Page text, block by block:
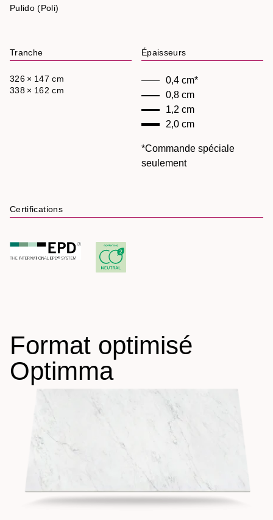
Pulido (Poli)
Tranche
326 × 147 cm
338 × 162 cm
Épaisseurs
0,4 cm*
0,8 cm
1,2 cm
2,0 cm
*Commande spéciale
seulement
Certifications
Format optimisé
Optimma